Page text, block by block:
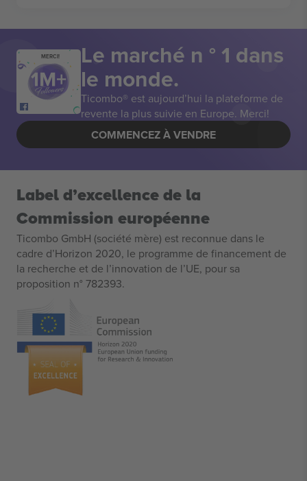
MERCI! Le marché n ° 1 dans
le monde.
Ticombo® est aujourd’hui la plateforme de
revente la plus suivie en Europe. Merci!
COMMENCEZ À VENDRE
Label d’excellence de la
Commission européenne
Ticombo GmbH (société mère) est reconnue dans le
cadre d’Horizon 2020, le programme de financement de
la recherche et de l’innovation de l’UE, pour sa
proposition n° 782393.